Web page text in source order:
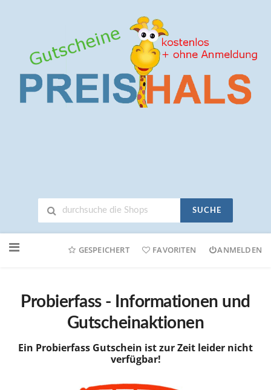
SUCHE
Online-
GESPEICHERT FAVORITEN ANMELDEN
Probierfass - Informationen und
Gutscheinaktionen
Ein Probierfass Gutschein ist zur Zeit leider nicht
verfügbar!